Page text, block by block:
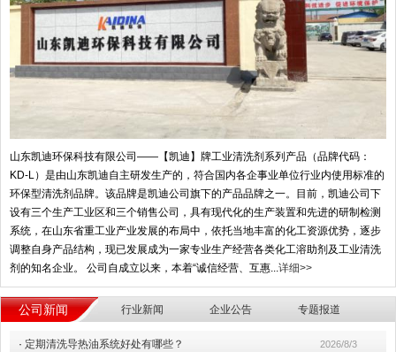
山东凯迪环保科技有限公司——【凯迪】牌工业清洗剂系列产品（品牌代码：
KD-L）是由山东凯迪自主研发生产的，符合国内各企事业单位行业内使用标准的
环保型清洗剂品牌。该品牌是凯迪公司旗下的产品品牌之一。目前，凯迪公司下
设有三个生产工业区和三个销售公司，具有现代化的生产装置和先进的研制检测
系统，在山东省重工业产业发展的布局中，依托当地丰富的化工资源优势，逐步
调整自身产品结构，现已发展成为一家专业生产经营各类化工溶助剂及工业清洗
剂的知名企业。 公司自成立以来，本着“诚信经营、互惠... 详细>>
公司新闻 行业新闻 企业公告 专题报道
· 定期清洗导热油系统好处有哪些？ 2026/8/3